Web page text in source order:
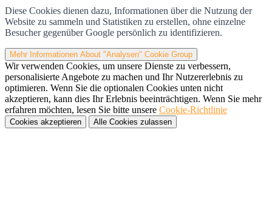
Diese Cookies dienen dazu, Informationen über die Nutzung der
Website zu sammeln und Statistiken zu erstellen, ohne einzelne
Besucher gegenüber Google persönlich zu identifizieren.
Mehr Informationen About "Analysen" Cookie Group
Wir verwenden Cookies, um unsere Dienste zu verbessern,
personalisierte Angebote zu machen und Ihr Nutzererlebnis zu
optimieren. Wenn Sie die optionalen Cookies unten nicht
akzeptieren, kann dies Ihr Erlebnis beeinträchtigen. Wenn Sie mehr
erfahren möchten, lesen Sie bitte unsere Cookie-Richtlinie
Cookies akzeptieren Alle Cookies zulassen